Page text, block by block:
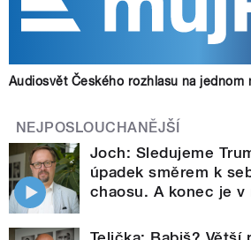
Audiosvět Českého rozhlasu na jednom
NEJPOSLOUCHANĚJŠÍ
Joch: Sledujeme
úpadek směrem k
chaosu. A konec je v